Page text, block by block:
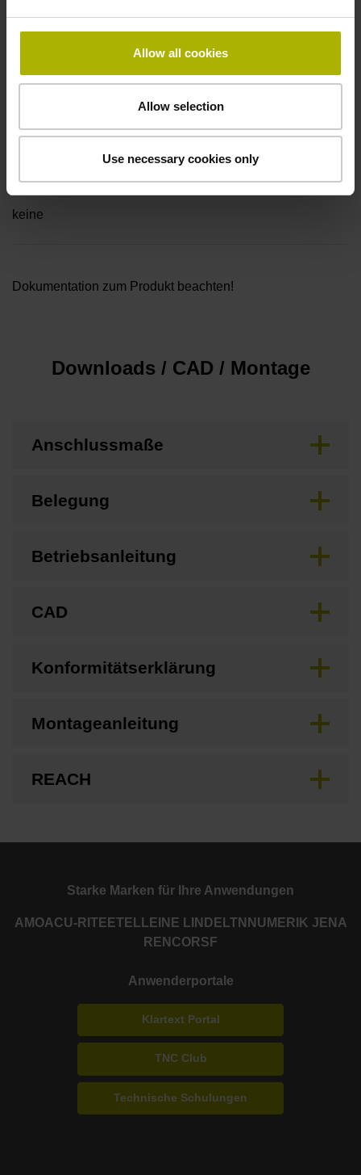
Allow all cookies
Allow selection
Use necessary cookies only
Kabelausgang axial und radial verwendbar
Besonderheiten, Rotationsmessgeräte
keine
Dokumentation zum Produkt beachten!
Downloads / CAD / Montage
Anschlussmaße
Belegung
Betriebsanleitung
CAD
Konformitätserklärung
Montageanleitung
REACH
Starke Marken für Ihre Anwendungen
AMOACU-RITE ETEL LEINE LINDE LTN NUMERIK JENA
RENCORSF
Anwenderportale
Klartext Portal
TNC Club
Technische Schulungen